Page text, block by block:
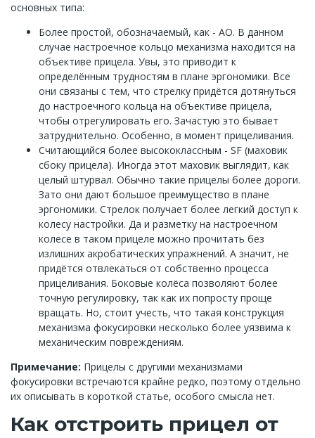
основных типа:
Более простой, обозначаемый, как - AO. В данном
случае настроечное кольцо механизма находится на
объективе прицела. Увы, это приводит к
определённым трудностям в плане эргономики. Все
они связаны с тем, что стрелку придётся дотянуться
до настроечного кольца на объективе прицела,
чтобы отрегулировать его. Зачастую это бывает
затруднительно. Особенно, в момент прицеливания.
Считающийся более высококлассным - SF (маховик
сбоку прицела). Иногда этот маховик выглядит, как
целый штурвал. Обычно такие прицелы более дороги.
Зато они дают большое преимущество в плане
эргономики. Стрелок получает более легкий доступ к
колесу настройки. Да и разметку на настроечном
колесе в таком прицеле можно прочитать без
излишних акробатических упражнений. А значит, не
придётся отвлекаться от собственно процесса
прицеливания. Боковые колёса позволяют более
точную регулировку, так как их попросту проще
вращать. Но, стоит учесть, что такая конструкция
механизма фокусировки несколько более уязвима к
механическим повреждениям.
Примечание: Прицелы с другими механизмами
фокусировки встречаются крайне редко, поэтому отдельно
их описывать в короткой статье, особого смысла нет.
Как отстроить прицел от